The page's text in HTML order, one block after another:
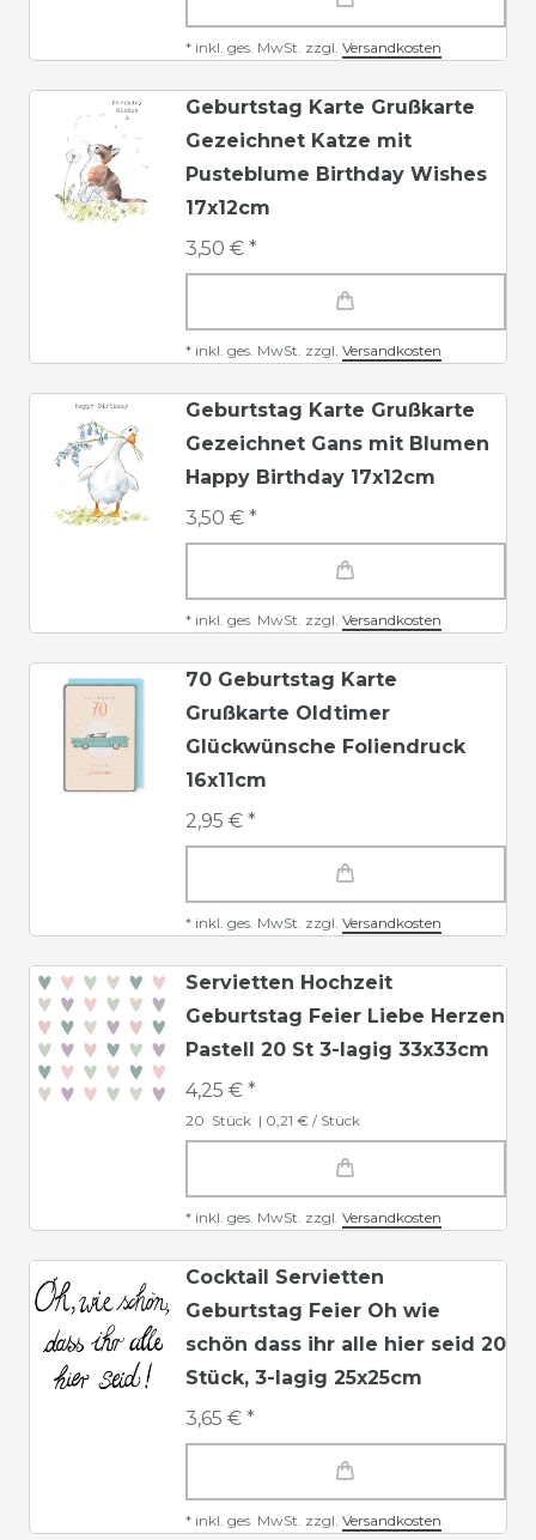
* inkl. ges. MwSt. zzgl. Versandkosten
Geburtstag Karte Grußkarte
Gezeichnet Katze mit
Pusteblume Birthday Wishes
17x12cm
3,50 € *
* inkl. ges. MwSt. zzgl. Versandkosten
Geburtstag Karte Grußkarte
Gezeichnet Gans mit Blumen
Happy Birthday 17x12cm
3,50 € *
* inkl. ges. MwSt. zzgl. Versandkosten
70 Geburtstag Karte
Grußkarte Oldtimer
Glückwünsche Foliendruck
16x11cm
2,95 € *
* inkl. ges. MwSt. zzgl. Versandkosten
Servietten Hochzeit
Geburtstag Feier Liebe Herzen
Pastell 20 St 3-lagig 33x33cm
4,25 € *
20 Stück | 0,21 € / Stück
* inkl. ges. MwSt. zzgl. Versandkosten
Cocktail Servietten
Geburtstag Feier Oh wie
schön dass ihr alle hier seid 20
Stück, 3-lagig 25x25cm
3,65 € *
* inkl. ges. MwSt. zzgl. Versandkosten